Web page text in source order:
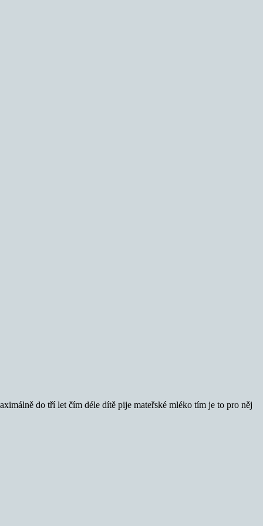
do tří let čím déle dítě pije mateřské mléko tím je to pro něj